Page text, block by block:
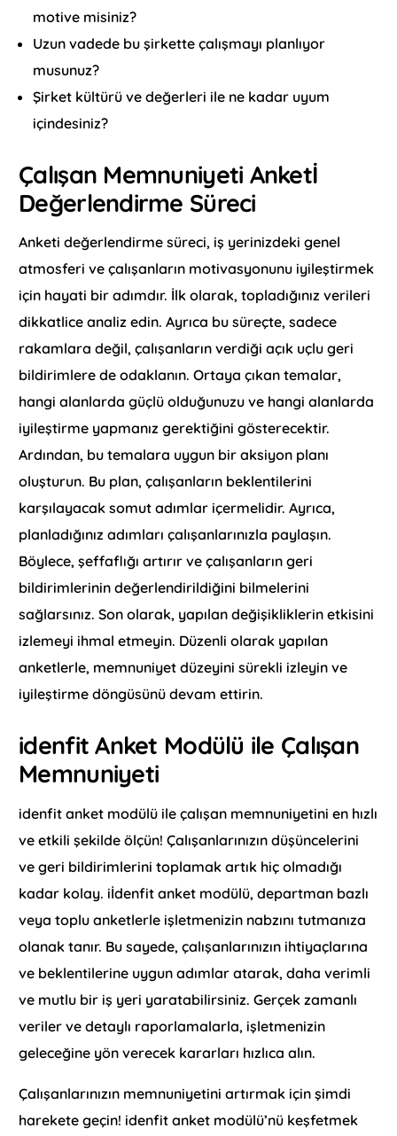
motive misiniz?
Uzun vadede bu şirkette çalışmayı planlıyor
musunuz?
Şirket kültürü ve değerleri ile ne kadar uyum
içindesiniz?
Çalışan Memnuniyeti Anketİ
Değerlendirme Süreci
Anketi değerlendirme süreci, iş yerinizdeki genel
atmosferi ve çalışanların motivasyonunu iyileştirmek
için hayati bir adımdır. İlk olarak, topladığınız verileri
dikkatlice analiz edin. Ayrıca bu süreçte, sadece
rakamlara değil, çalışanların verdiği açık uçlu geri
bildirimlere de odaklanın. Ortaya çıkan temalar,
hangi alanlarda güçlü olduğunuzu ve hangi alanlarda
iyileştirme yapmanız gerektiğini gösterecektir.
Ardından, bu temalara uygun bir aksiyon planı
oluşturun. Bu plan, çalışanların beklentilerini
karşılayacak somut adımlar içermelidir. Ayrıca,
planladığınız adımları çalışanlarınızla paylaşın.
Böylece, şeffaflığı artırır ve çalışanların geri
bildirimlerinin değerlendirildiğini bilmelerini
sağlarsınız. Son olarak, yapılan değişikliklerin etkisini
izlemeyi ihmal etmeyin. Düzenli olarak yapılan
anketlerle, memnuniyet düzeyini sürekli izleyin ve
iyileştirme döngüsünü devam ettirin.
idenfit Anket Modülü ile Çalışan
Memnuniyeti
idenfit anket modülü ile çalışan memnuniyetini en hızlı
ve etkili şekilde ölçün! Çalışanlarınızın düşüncelerini
ve geri bildirimlerini toplamak artık hiç olmadığı
kadar kolay. iİdenfit anket modülü, departman bazlı
veya toplu anketlerle işletmenizin nabzını tutmanıza
olanak tanır. Bu sayede, çalışanlarınızın ihtiyaçlarına
ve beklentilerine uygun adımlar atarak, daha verimli
ve mutlu bir iş yeri yaratabilirsiniz. Gerçek zamanlı
veriler ve detaylı raporlamalarla, işletmenizin
geleceğine yön verecek kararları hızlıca alın.
Çalışanlarınızın memnuniyetini artırmak için şimdi
harekete geçin! idenfit anket modülü’nü keşfetmek